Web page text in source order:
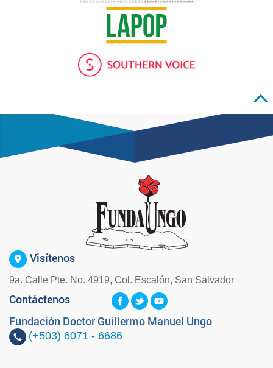
Visítenos
9a. Calle Pte. No. 4919, Col. Escalón, San Salvador
Contáctenos
Fundación Doctor Guillermo Manuel Ungo
(+503) 6071 - 6686